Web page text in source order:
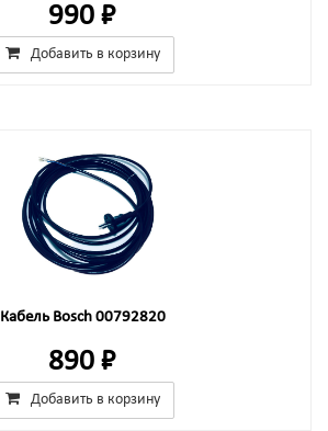
990 ₽
Добавить в корзину
Кабель Bosch 00792820
890 ₽
Добавить в корзину